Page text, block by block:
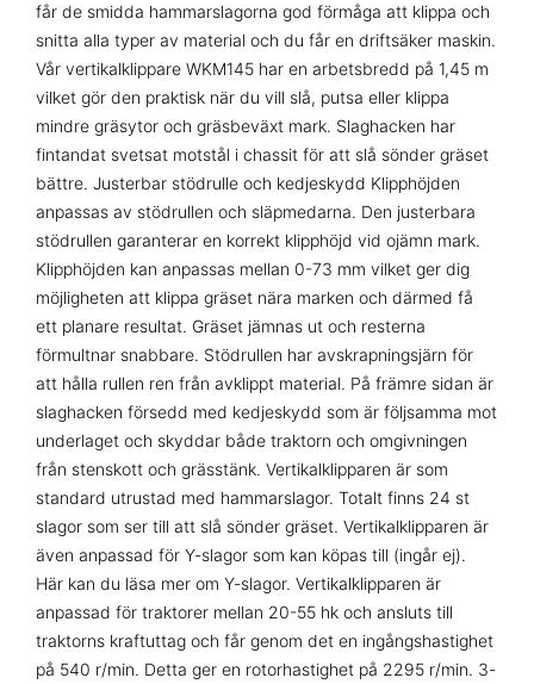
får de smidda hammarslagorna god förmåga att klippa och
snitta alla typer av material och du får en driftsäker maskin.
Vår vertikalklippare WKM145 har en arbetsbredd på 1,45 m
vilket gör den praktisk när du vill slå, putsa eller klippa
mindre gräsytor och gräsbeväxt mark. Slaghacken har
fintandat svetsat motstål i chassit för att slå sönder gräset
bättre. Justerbar stödrulle och kedjeskydd Klipphöjden
anpassas av stödrullen och släpmedarna. Den justerbara
stödrullen garanterar en korrekt klipphöjd vid ojämn mark.
Klipphöjden kan anpassas mellan 0-73 mm vilket ger dig
möjligheten att klippa gräset nära marken och därmed få
ett planare resultat. Gräset jämnas ut och resterna
förmultnar snabbare. Stödrullen har avskrapningsjärn för
att hålla rullen ren från avklippt material. På främre sidan är
slaghacken försedd med kedjeskydd som är följsamma mot
underlaget och skyddar både traktorn och omgivningen
från stenskott och grässtänk. Vertikalklipparen är som
standard utrustad med hammarslagor. Totalt finns 24 st
slagor som ser till att slå sönder gräset. Vertikalklipparen är
även anpassad för Y-slagor som kan köpas till (ingår ej).
Här kan du läsa mer om Y-slagor. Vertikalklipparen är
anpassad för traktorer mellan 20-55 hk och ansluts till
traktorns kraftuttag och får genom det en ingångshastighet
på 540 r/min. Detta ger en rotorhastighet på 2295 r/min. 3-